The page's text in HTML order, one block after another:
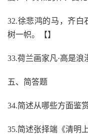
32.徐悲鸿的马，齐白
树一帜。【】
33.荷兰画家凡·高是浪
五、简答题
34.简述从哪些方面鉴
35.简述张择端《清明